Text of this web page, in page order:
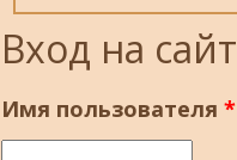
Вход на сайт
Имя пользователя *